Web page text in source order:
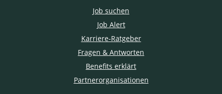
Job suchen
Job Alert
Karriere-Ratgeber
Fragen & Antworten
Benefits erklärt
Partnerorganisationen